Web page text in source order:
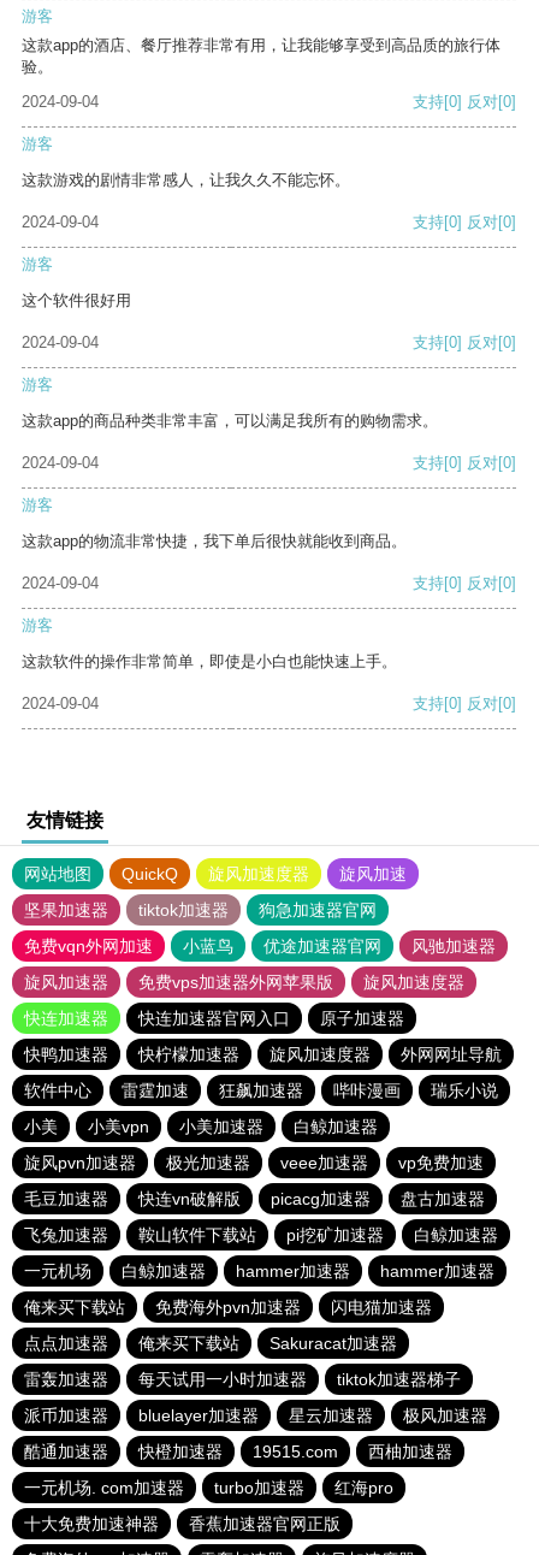
游客
这款app的酒店、餐厅推荐非常有用，让我能够享受到高品质的旅行体
验。
2024-09-04
支持[0] 反对[0]
游客
这款游戏的剧情非常感人，让我久久不能忘怀。
2024-09-04 支持[0] 反对[0]
游客
这个软件很好用
2024-09-04 支持[0] 反对[0]
游客
这款app的商品种类非常丰富，可以满足我所有的购物需求。
2024-09-04 支持[0] 反对[0]
游客
这款app的物流非常快捷，我下单后很快就能收到商品。
2024-09-04 支持[0] 反对[0]
游客
这款软件的操作非常简单，即使是小白也能快速上手。
2024-09-04 支持[0] 反对[0]
友情链接
网站地图 QuickQ 旋风加速度器
旋风加速
坚果加速器
tiktok加速器
狗急加速器官网
免费vqn外网加速
小蓝鸟 优途加速器官网
风驰加速器
旋风加速器
免费vps加速器外网苹果版
旋风加速度器
快连加速器
快连加速器官网入口
原子加速器
快鸭加速器
快柠檬加速器 旋风加速度器
外网网址导航
软件中心
雷霆加速 狂飙加速器 哔咔漫画
瑞乐小说
小美
小美vpn 小美加速器
白鲸加速器
旋风pvn加速器
极光加速器 veee加速器
vp免费加速
毛豆加速器
快连vn破解版 picacg加速器
盘古加速器
飞兔加速器
鞍山软件下载站 pi挖矿加速器
白鲸加速器
一元机场
白鲸加速器 hammer加速器
hammer加速器
俺来买下载站
免费海外pvn加速器
闪电猫加速器
点点加速器
俺来买下载站
Sakuracat加速器
雷轰加速器
每天试用一小时加速器
tiktok加速器梯子
派币加速器
bluelayer加速器 星云加速器
极风加速器
酷通加速器
快橙加速器 19515.com
西柚加速器
一元机场. com加速器
turbo加速器
红海pro
十大免费加速神器
香蕉加速器官网正版